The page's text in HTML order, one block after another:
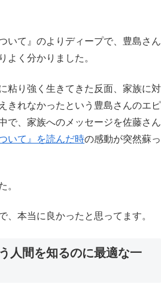
いて』のよりディープで、豊島さん
よく分かりました。
粘り強く生きてきた反面、家族に対
きれなかったという豊島さんのエピ
で、家族へのメッセージを佐藤さん
いて』を読んだ時の感動が突然蘇っ
。
、本当に良かったと思ってます。
人間を知るのに最適な一